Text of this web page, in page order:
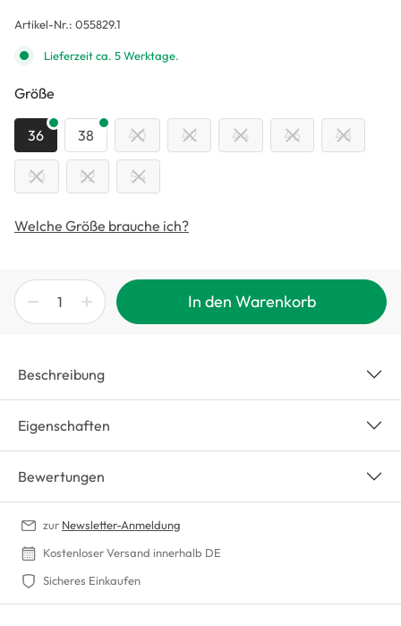
Artikel-Nr.: 055829.1
Lieferzeit ca. 5 Werktage.
Größe
36 38 40 42 44 46 48
50 52 54
Welche Größe brauche ich?
In den Warenkorb
Beschreibung
Eigenschaften
Bewertungen
zur Newsletter-Anmeldung
Kostenloser Versand innerhalb DE
Sicheres Einkaufen